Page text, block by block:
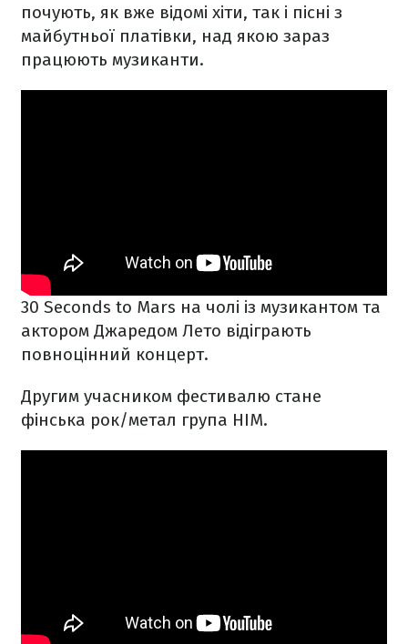
почують, як вже відомі хіти, так і пісні з
майбутньої платівки, над якою зараз
працюють музиканти.
30 Seconds to Mars на чолі із музикантом та
актором Джаредом Лето відіграють
повноцінний концерт.
Другим учасником фестивалю стане
фінська рок/метал група HIM.